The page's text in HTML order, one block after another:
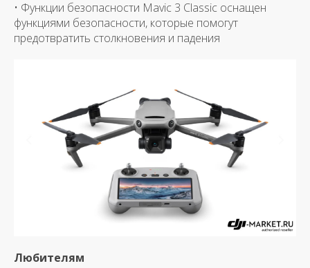
• Функции безопасности Mavic 3 Classic оснащен
функциями безопасности, которые помогут
предотвратить столкновения и падения
Любителям